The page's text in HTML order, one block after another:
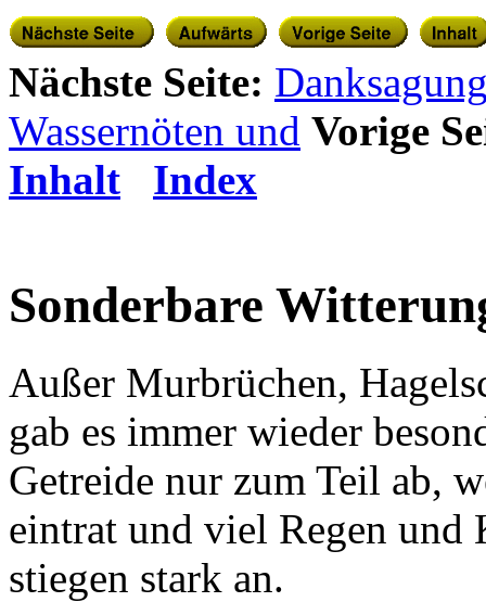
Nächste Seite:
Wassernöten und Vorige
Inhalt
Index
Sonderbare
Außer Murbrüchen,
gab es immer wieder
Getreide nur zum Teil ab,
eintrat und viel Regen und
stiegen stark an.